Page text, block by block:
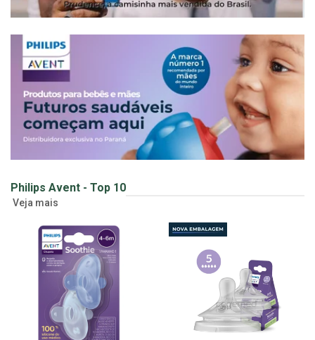
Philips Avent - Top 10
Veja mais